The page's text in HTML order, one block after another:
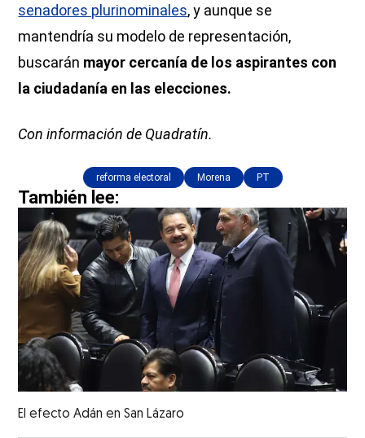
senadores plurinominales, y aunque se
mantendría su modelo de representación,
buscarán mayor cercanía de los aspirantes con
la ciudadanía en las elecciones.
Con información de Quadratín.
reforma electoral Morena PT
También lee:
El efecto Adán en San Lázaro